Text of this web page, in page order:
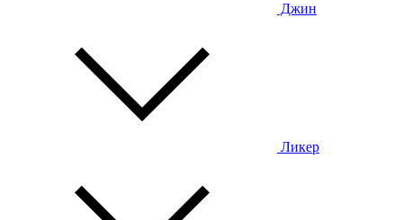
Джин
Ликер